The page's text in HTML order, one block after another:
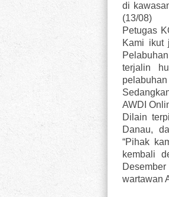
di
(13/08)
Petugas
Kami ikut
terjalin
AWDI
Dilain
Danau,
“Pihak
kembali
wartawan